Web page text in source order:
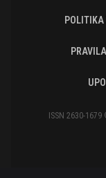
POLITIKA
ISSN 2630-